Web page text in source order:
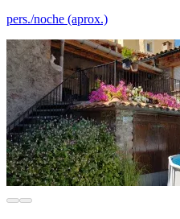
pers./noche (aprox.)